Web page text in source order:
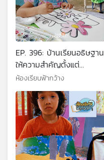
EP. 396: บ้านเรียนอธิษฐาน
ให้ความสำคัญตั้งแต่
รากฐานของการเติบโต
ห้องเรียนฟ้ากว้าง